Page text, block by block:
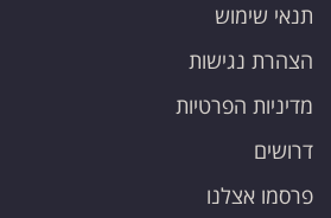
עקבו
אחרינו:
תנאי שימוש
הצהרת נגישות
מדיניות הפרטיות
דרושים
פרסמו אצלנו